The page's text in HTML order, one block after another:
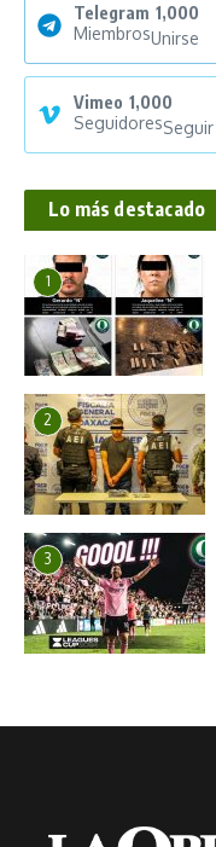
Telegram 1,000
MiembrosUnirse
Vimeo 1,000
SeguidoresSeguir
Lo más destacado
1
2
3